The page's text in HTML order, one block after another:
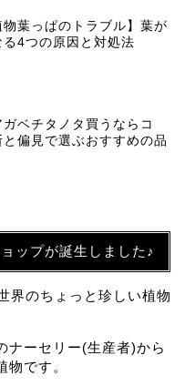
物葉っぱのトラブル】葉が
る4つの原因と対処法
ベチタノタ買うならコ
と偏見で選ぶおすすめの品
ップが誕生しました♪
界のちょっと珍しい植物
ナーセリー(生産者)から
です。